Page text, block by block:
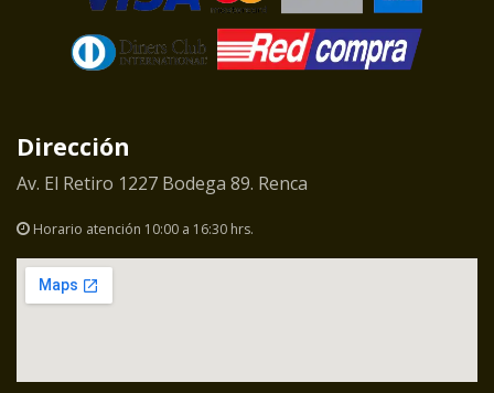
Dirección
Av. El Retiro 1227 Bodega 89. Renca
Horario atención 10:00 a 16:30 hrs.